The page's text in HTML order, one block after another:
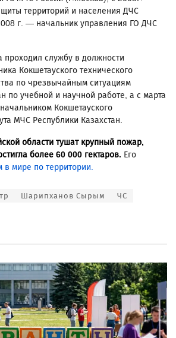
территорий и населения ДЧС
г. — начальник управления ГО ДЧС
службу в должности
Кокшетауского технического
по чрезвычайным ситуациям
по учебной и научной работе, а с марта
Кокшетауского
МЧС Республики Казахстан.
области тушат крупный пожар,
более 60 000 гектаров. Его
в мире по территории.
Шарипханов Сырым ЧС